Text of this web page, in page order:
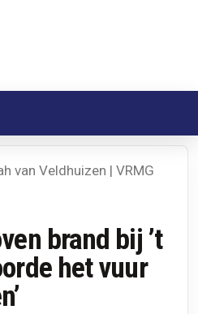
van Veldhuizen | VRMG
brand bij ’t
het vuur